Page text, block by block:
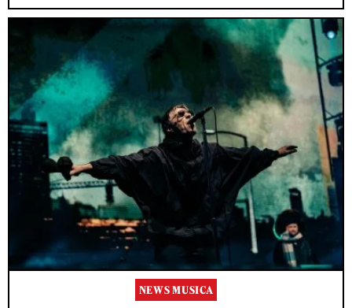
NEWS MUSICA